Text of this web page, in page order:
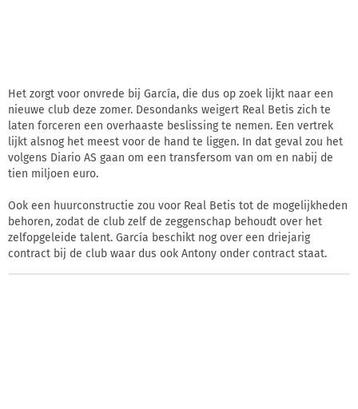
Het zorgt voor onvrede bij García, die dus op zoek lijkt naar een
nieuwe club deze zomer. Desondanks weigert Real Betis zich te
laten forceren een overhaaste beslissing te nemen. Een vertrek
lijkt alsnog het meest voor de hand te liggen. In dat geval zou het
volgens Diario AS gaan om een transfersom van om en nabij de
tien miljoen euro.
Ook een huurconstructie zou voor Real Betis tot de mogelijkheden
behoren, zodat de club zelf de zeggenschap behoudt over het
zelfopgeleide talent. García beschikt nog over een driejarig
contract bij de club waar dus ook Antony onder contract staat.